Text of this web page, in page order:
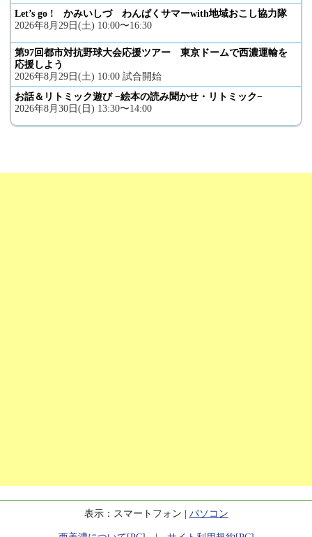
Let’s go ! かみいしづ わんぱくサマーwith地域おこし協力隊
2026年8月29日(土) 10:00〜16:30
第97回都市対抗野球大会応援ツアー 東京ドームで西濃運輸を
応援しよう
2026年8月29日(土) 10:00 試合開始
お話＆リトミック遊び −絵本の読み聞かせ・リトミック−
2026年8月30日(日) 13:30〜14:00
表示：スマートフォン | パソコン